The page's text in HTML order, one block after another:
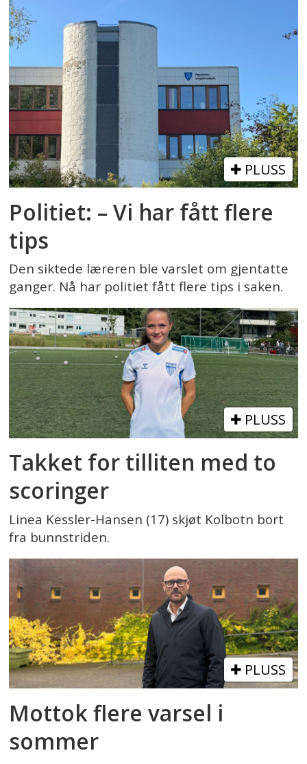
PLUSS
Politiet: – Vi har fått flere
tips
Den siktede læreren ble varslet om gjentatte
ganger. Nå har politiet fått flere tips i saken.
PLUSS
Takket for tilliten med to
scoringer
Linea Kessler-Hansen (17) skjøt Kolbotn bort
fra bunnstriden.
PLUSS
Mottok flere varsel i
sommer